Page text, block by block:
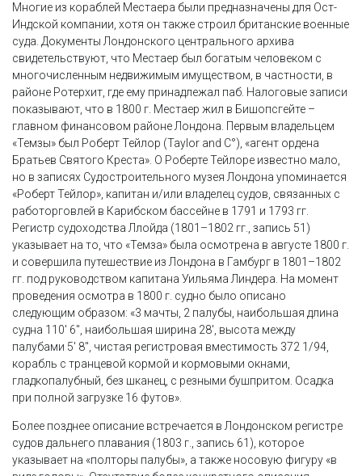
Многие из кораблей Местаера были предназначены для Ост-
Индской компании, хотя он также строил британские военные
суда. Документы Лондонского центрального архива
свидетельствуют, что Местаер был богатым человеком с
многочисленным недвижимым имуществом, в частности, в
районе Ротерхит, где ему принадлежал паб. Налоговые записи
показывают, что в 1800 г. Местаер жил в Бишопсгейте –
главном финансовом районе Лондона. Первым владельцем
«Темзы» был Роберт Тейлор (Taylor and C°), «агент ордена
Братьев Святого Креста». О Роберте Тейлоре известно мало,
но в записях Судостроительного музея Лондона упоминается
«Роберт Тейлор», капитан и/или владелец судов, связанных с
работорговлей в Карибском бассейне в 1791 и 1793 гг.
Регистр судоходства Ллойда (1801–1802 гг., запись 51)
указывает на то, что «Темза» была осмотрена в августе 1800 г.
и совершила путешествие из Лондона в Гамбург в 1801–1802
гг. под руководством капитана Уильяма Линдера. На момент
проведения осмотра в 1800 г. судно было описано
следующим образом: «3 мачты, 2 палубы, наибольшая длина
судна 110′ 6″, наибольшая ширина 28′, высота между
палубами 5′ 8″, чистая регистровая вместимость 372 1/94,
корабль с транцевой кормой и кормовыми окнами,
гладкопалубный, без шканец, с резными бушпритом. Осадка
при полной загрузке 16 футов».
Более позднее описание встречается в Лондонском регистре
судов дальнего плавания (1803 г., запись 61), которое
указывает на «полторы палубы», а также носовую фигуру «в